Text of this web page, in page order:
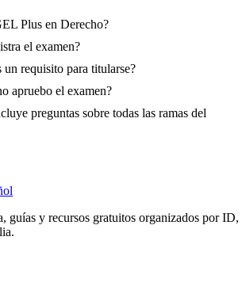
Plus en Derecho?
el examen?
un requisito para titularse?
apruebo el examen?
preguntas sobre todas las ramas del
guías y recursos gratuitos organizados por ID,